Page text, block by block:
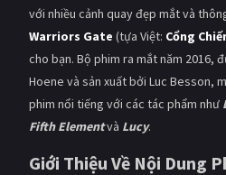
Kinh dị
Phiêu lưu
Viễn tưởng
Hoạt hình
Tình cảm - Lãng mạn
với nhiều cảnh quay đẹp mắt và
Warriors Gate (tựa Việt: Cổng
cho bạn. Bộ phim ra mắt năm 2016,
Hoene và sản xuất bởi Luc Besson,
phim nổi tiếng với các tác phẩm như
Fifth Elementvà Lucy.
Giới Thiệu Về Nội Dung